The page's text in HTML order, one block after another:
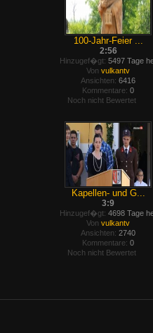
100-Jahr-Feier ...
2:56
Hinzugef�gt: 5497 Tage
Von vulkantv
Ansichten: 6416
Kommentare: 0
Noch nicht Bewertet
Kapellen- und G...
3:9
Hinzugef�gt: 4698 Tage
Von vulkantv
Ansichten: 2740
Kommentare: 0
Noch nicht Bewertet